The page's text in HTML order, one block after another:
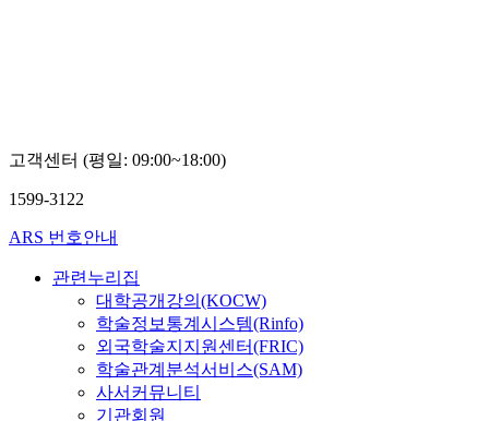
고객센터 (평일: 09:00~18:00)
1599-3122
ARS 번호안내
관련누리집
대학공개강의(KOCW)
학술정보통계시스템(Rinfo)
외국학술지지원센터(FRIC)
학술관계분석서비스(SAM)
사서커뮤니티
기관회원